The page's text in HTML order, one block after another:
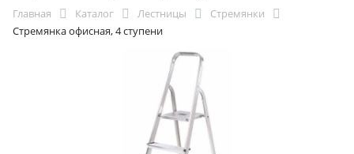
Главная Каталог Лестницы
Стремянки
Стремянка офисная, 4 ступени